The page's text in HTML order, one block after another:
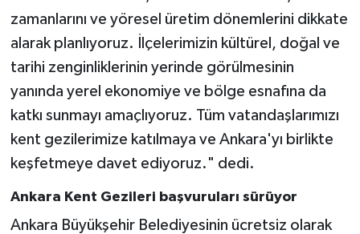
zamanlarını ve yöresel üretim dönemlerini dikkate
alarak planlıyoruz. İlçelerimizin kültürel, doğal ve
tarihi zenginliklerinin yerinde görülmesinin
yanında yerel ekonomiye ve bölge esnafına da
katkı sunmayı amaçlıyoruz. Tüm vatandaşlarımızı
kent gezilerimize katılmaya ve Ankara'yı birlikte
keşfetmeye davet ediyoruz." dedi.
Ankara Kent Gezileri başvuruları sürüyor
Ankara Büyükşehir Belediyesinin ücretsiz olarak